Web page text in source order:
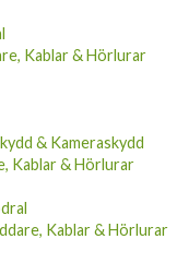
Kablar & Hörlurar
& Kameraskydd
Kablar & Hörlurar
Kablar & Hörlurar